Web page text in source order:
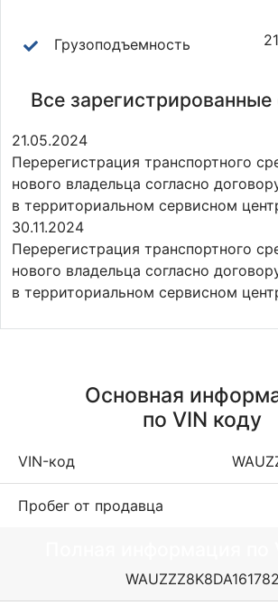
Грузоподъемность
Все
21.05.2024
Перерегистрация транспортного
нового владельца согласно
в территориальном сервисном
30.11.2024
Перерегистрация транспортного
нового владельца согласно
в территориальном сервисном
Основная
по VIN коду
VIN-код
Пробег от продавца
WAUZZZ8K8DA161782